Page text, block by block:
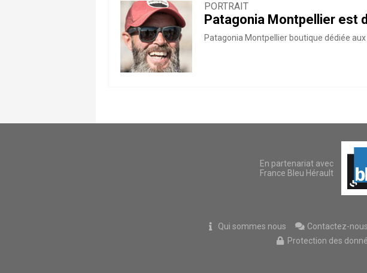
PORTRAIT
Patagonia Montpellier est
Patagonia Montpellier boutique dédiée
En partenariat avec
France Bleu Hérault
Qui sommes nous Contactez-nous
Protection des